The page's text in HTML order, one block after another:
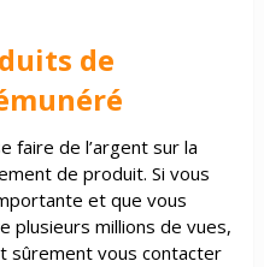
de
faire de l’argent sur la
de produit. Si vous
et que vous
plusieurs millions de vues,
sûrement vous contacter